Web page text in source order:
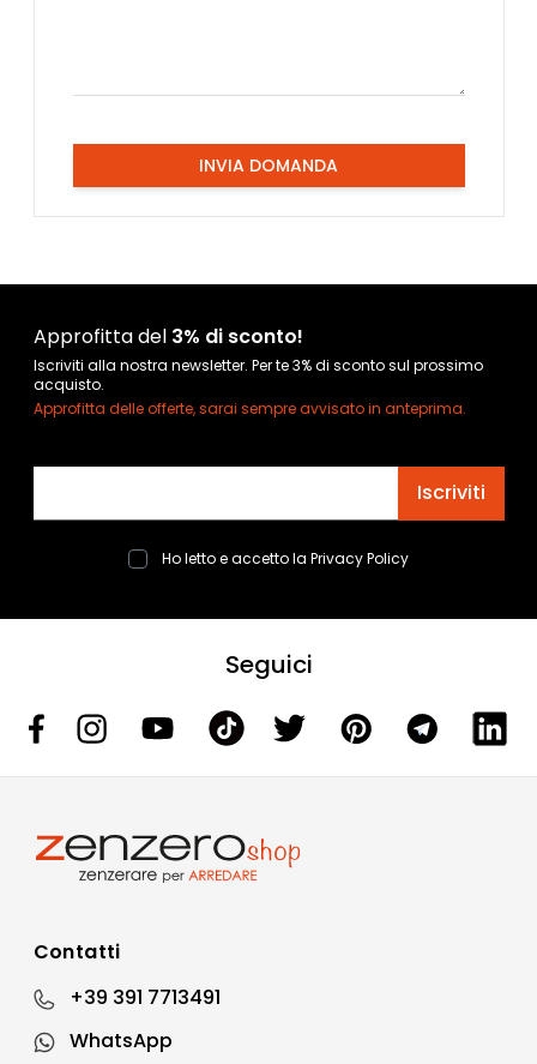
INVIA DOMANDA
Approfitta del 3% di sconto!
Iscriviti alla nostra newsletter. Per te 3% di sconto sul prossimo
acquisto.
Approfitta delle offerte, sarai sempre avvisato in anteprima.
Iscriviti
Ho letto e accetto la Privacy Policy
Seguici
Contatti
+39 391 7713491
WhatsApp